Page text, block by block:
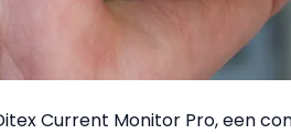
Current Monitor Pro, een